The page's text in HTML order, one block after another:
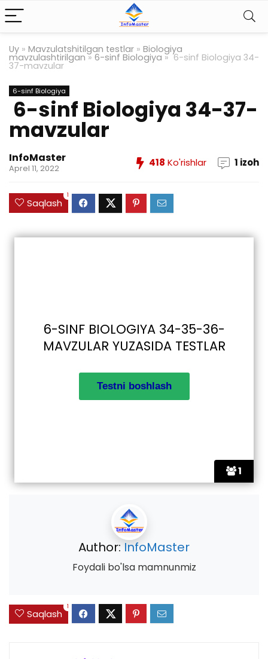
Uy » Mavzulatshitilgan testlar » Biologiya
mavzulashtirilgan» 6-sinf Biologiya » 6-sinf Biologiya 34-
37-mavzular
6-sinf Biologiya
6-sinf Biologiya 34-37-
mavzular
InfoMaster
Aprel 11, 2022 418 Ko'rishlar 1 izoh
Saqlash
1
1
6-SINF BIOLOGIYA 34-35-36-
MAVZULAR YUZASIDA TESTLAR
Author: InfoMaster
Foydali bo'lsa mamnunmiz
Saqlash
1